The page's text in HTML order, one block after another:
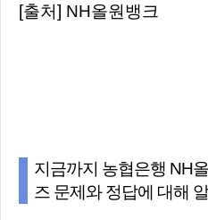
[출처] NH올원뱅크
지금까지 농협은행 NH
즈 문제와 정답에 대해